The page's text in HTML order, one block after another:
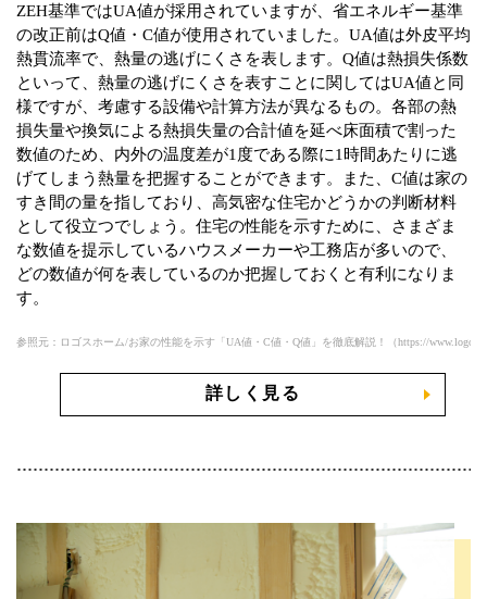
ZEH基準ではUA値が採用されていますが、省エネルギー基準
の改正前はQ値・C値が使用されていました。UA値は外皮平均
熱貫流率で、熱量の逃げにくさを表します。Q値は熱損失係数
といって、熱量の逃げにくさを表すことに関してはUA値と同
様ですが、考慮する設備や計算方法が異なるもの。各部の熱
損失量や換気による熱損失量の合計値を延べ床面積で割った
数値のため、内外の温度差が1度である際に1時間あたりに逃
げてしまう熱量を把握することができます。また、C値は家の
すき間の量を指しており、高気密な住宅かどうかの判断材料
として役立つでしょう。住宅の性能を示すために、さまざま
な数値を提示しているハウスメーカーや工務店が多いので、
どの数値が何を表しているのか把握しておくと有利になりま
す。
参照元：ロゴスホーム/お家の性能を示す「UA値・C値・Q値」を徹底解説！（https://
詳しく見る